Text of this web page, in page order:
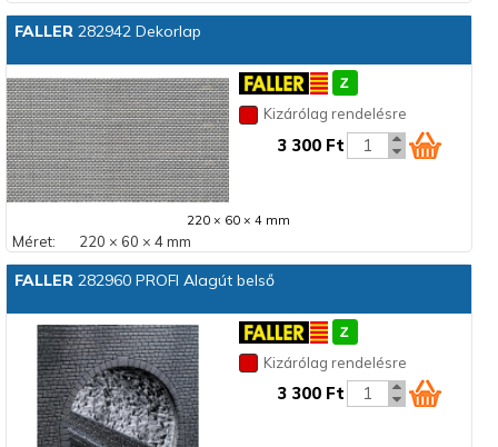
FALLER282942 Dekorlap
Kizárólag rendelésre
3 300 Ft
220 × 60 × 4 mm
Méret: 220 × 60 × 4 mm
FALLER282960 PROFI Alagút belső
Kizárólag rendelésre
3 300 Ft